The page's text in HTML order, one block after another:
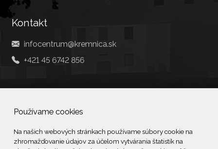
Používame cookies
Na našich webových stránkach používame súbory cookie na
zhromažďovanie údajov za účelom vytvárania štatistík na
Kontakt
infocentrum@kremnica.sk
+421 45 6742 856
Social
Facebook